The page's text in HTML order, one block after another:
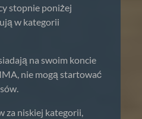
stopnie poniżej
w kategorii
na swoim koncie
nie mogą startować
za niskiej kategorii,